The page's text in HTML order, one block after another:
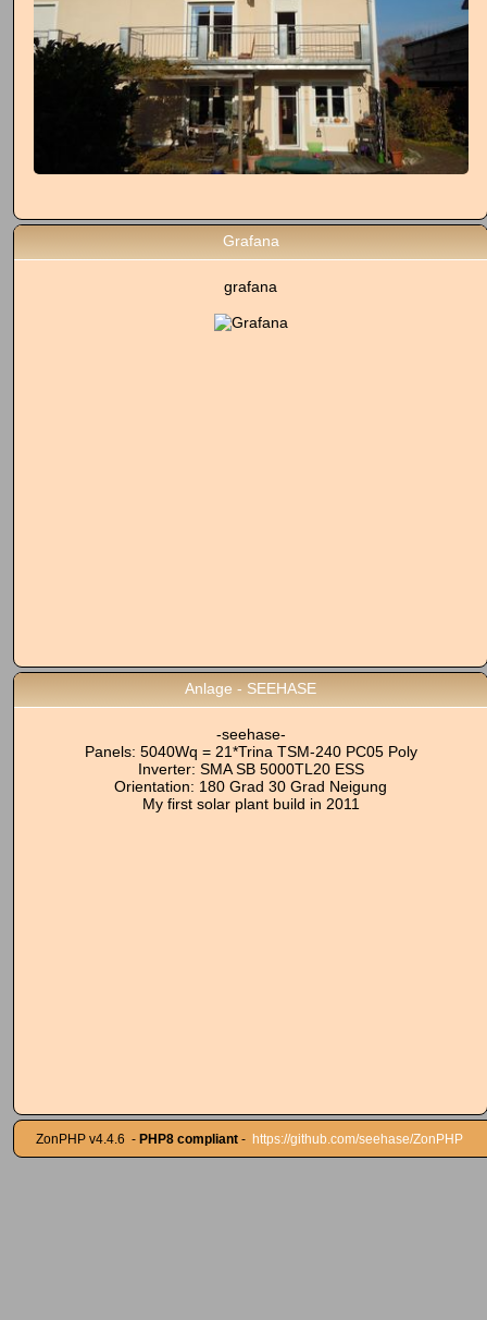
Grafana
grafana
Anlage - SEEHASE
-seehase-
Panels: 5040Wq = 21*Trina TSM-240 PC05 Poly
Inverter: SMA SB 5000TL20 ESS
Orientation: 180 Grad 30 Grad Neigung
My first solar plant build in 2011
ZonPHP v4.4.6 - PHP8 compliant - https://github.com/seehase/ZonPHP